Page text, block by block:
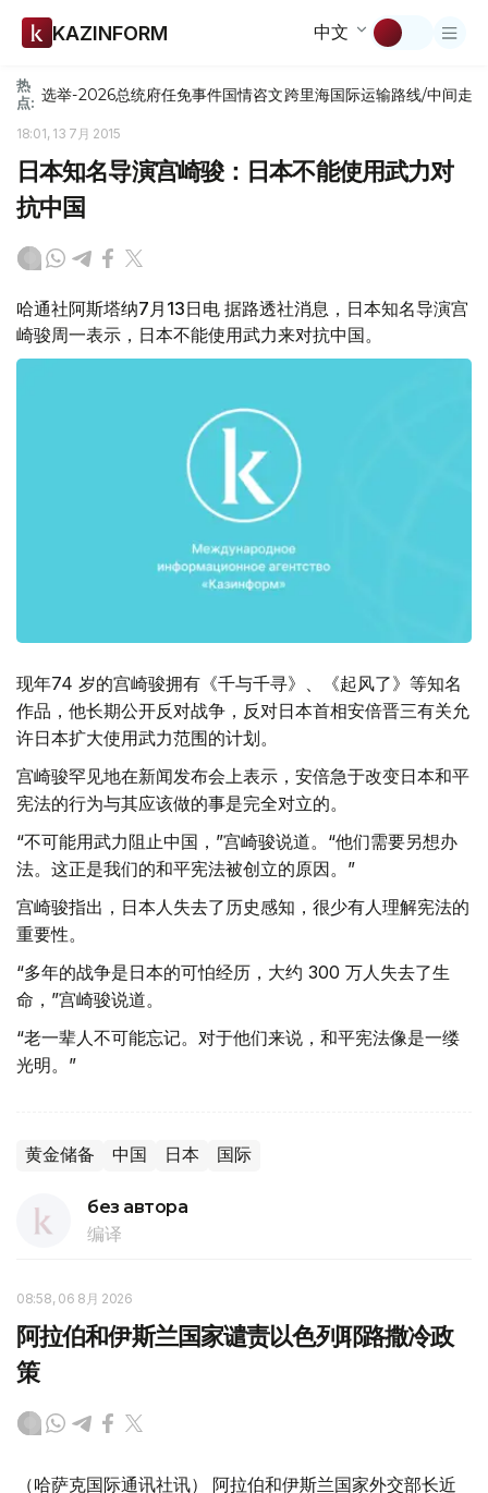
KAZINFORM 中文
热
点: 选举-2026总统府任免事件国情咨文跨里海国际运输路线/中间走廊
18:01, 13 7月 2015
日本知名导演宫崎骏：日本不能使用武力对
抗中国
哈通社阿斯塔纳7月13日电 据路透社消息，日本知名导演宫
崎骏周一表示，日本不能使用武力来对抗中国。
现年74 岁的宫崎骏拥有《千与千寻》、《起风了》等知名
作品，他长期公开反对战争，反对日本首相安倍晋三有关允
许日本扩大使用武力范围的计划。
宫崎骏罕见地在新闻发布会上表示，安倍急于改变日本和平
宪法的行为与其应该做的事是完全对立的。
“不可能用武力阻止中国，”宫崎骏说道。“他们需要另想办
法。这正是我们的和平宪法被创立的原因。”
宫崎骏指出，日本人失去了历史感知，很少有人理解宪法的
重要性。
“多年的战争是日本的可怕经历，大约 300 万人失去了生
命，”宫崎骏说道。
“老一辈人不可能忘记。对于他们来说，和平宪法像是一缕
光明。”
黄金储备 中国 日本 国际
без автора
编译
08:58, 06 8月 2026
阿拉伯和伊斯兰国家谴责以色列耶路撒冷政
策
（哈萨克国际通讯社讯） 阿拉伯和伊斯兰国家外交部长近